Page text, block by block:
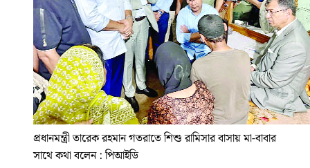
প্রধানমন্ত্রী তারেক রহমান গতরাতে শিশু রামিসার বাসায় মা-বাবার
সাথে কথা বলেন : পিআইডি